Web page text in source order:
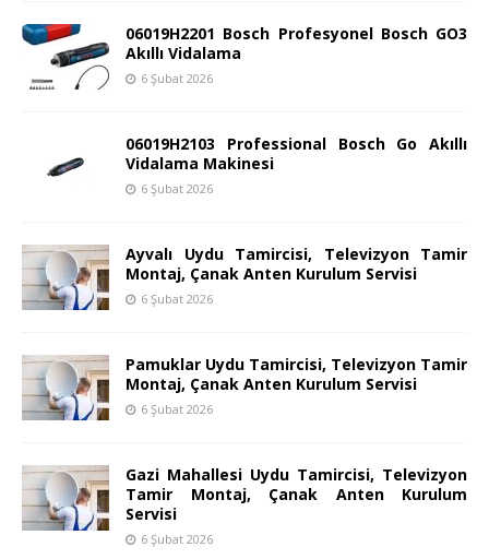
06019H2201 Bosch Profesyonel Bosch GO3
Akıllı Vidalama
6 Şubat 2026
06019H2103 Professional Bosch Go Akıllı
Vidalama Makinesi
6 Şubat 2026
Ayvalı Uydu Tamircisi, Televizyon Tamir
Montaj, Çanak Anten Kurulum Servisi
6 Şubat 2026
Pamuklar Uydu Tamircisi, Televizyon Tamir
Montaj, Çanak Anten Kurulum Servisi
6 Şubat 2026
Gazi Mahallesi Uydu Tamircisi, Televizyon
Tamir Montaj, Çanak Anten Kurulum
Servisi
6 Şubat 2026